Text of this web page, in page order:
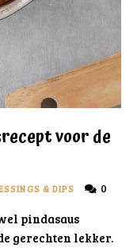
voor de
& DIPS 0
pindasaus
gerechten lekker.